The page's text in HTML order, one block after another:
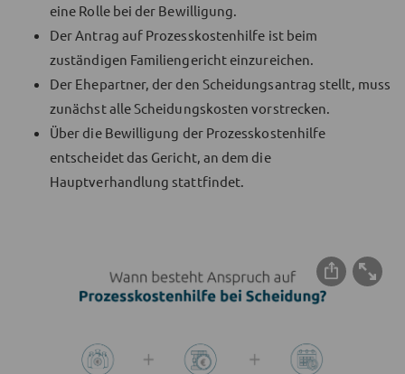
eine Rolle bei der Bewilligung.
Der Antrag auf Prozesskostenhilfe ist beim
zuständigen Familiengericht einzureichen.
Der Ehepartner, der den Scheidungsantrag stellt, muss
zunächst alle Scheidungskosten vorstrecken.
Über die Bewilligung der Prozesskostenhilfe
entscheidet das Gericht, an dem die
Hauptverhandlung stattfindet.